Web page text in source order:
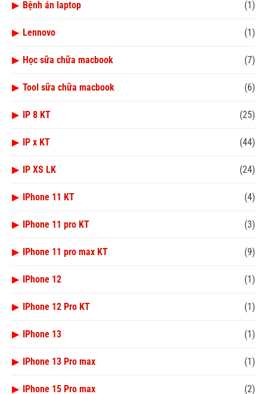
▶ Bệnh án laptop (1)
▶ Lennovo (1)
▶ Học sữa chữa macbook (7)
▶ Tool sữa chữa macbook (6)
▶ IP 8 KT (25)
▶ IP x KT (44)
▶ IP XS LK (24)
▶ IPhone 11 KT (4)
▶ IPhone 11 pro KT (3)
▶ IPhone 11 pro max KT (9)
▶ IPhone 12 (1)
▶ IPhone 12 Pro KT (1)
▶ IPhone 13 (1)
▶ IPhone 13 Pro max (1)
▶ IPhone 15 Pro max (2)